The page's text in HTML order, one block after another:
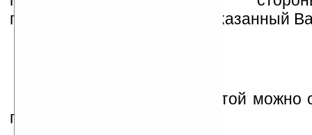
переадресовывает вас на указанный
Более подробно с утилитой можно
перейдя по